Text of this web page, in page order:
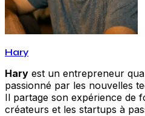
Hary
Hary est un entrepreneur
passionné par les nouvelles
Il partage son expérience de
créateurs et les startups à